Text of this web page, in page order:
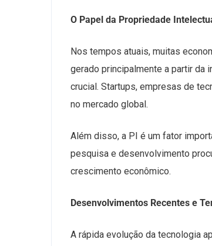
O Papel da Propriedade
Nos tempos atuais, muitas
gerado principalmente a partir da
crucial. Startups, empresas de
no mercado global.
Além disso, a PI é um fator
pesquisa e desenvolvimento
crescimento econômico.
Desenvolvimentos Recentes e
A rápida evolução da tecnologia